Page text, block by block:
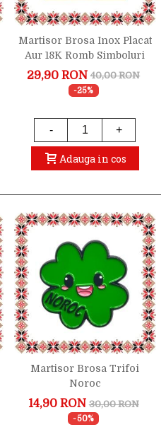
Martisor Brosa Inox Placat
Aur 18K Romb Simboluri
Norocoase
29,90 RON 40,00 RON
-25%
- +
Adauga in cos
Martisor Brosa Trifoi
Noroc
14,90 RON 30,00 RON
-50%